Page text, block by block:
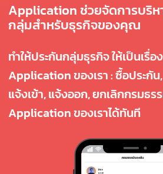
Application ช่วยจัดการบริห
กลุ่มสำหรับธุรกิจของคุณ
ทำให้ประกันกลุ่มธุรกิจ ให้เป็นเรื่
Application ของเรา : ซื้อประกั
แจ้งเข้า, แจ้งออก, ยกเลิกกรมธร
Application ของเราได้ทันที